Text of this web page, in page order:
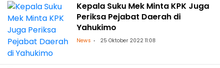
Kepala Suku Mek Minta KPK Juga
Periksa Pejabat Daerah di
Yahukimo
News 25 Oktober 2022 11:08